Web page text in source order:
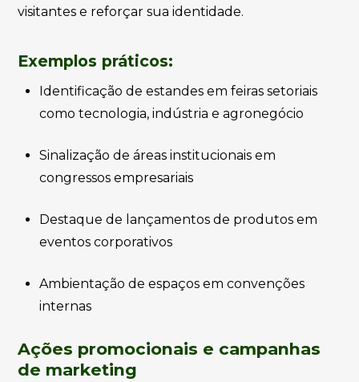
visitantes e reforçar sua identidade.
Exemplos práticos:
Identificação de estandes em feiras setoriais
como tecnologia, indústria e agronegócio
Sinalização de áreas institucionais em
congressos empresariais
Destaque de lançamentos de produtos em
eventos corporativos
Ambientação de espaços em convenções
internas
Ações promocionais e campanhas
de marketing